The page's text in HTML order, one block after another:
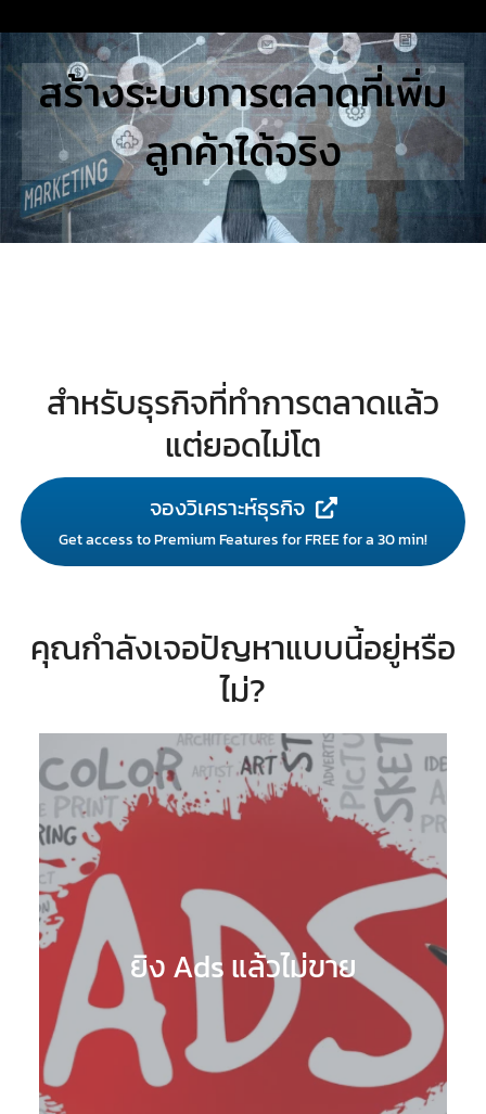
to
content
STUDIES
Search
for:สร้างระบบการตลาดที่เพิ่ม
ลูกค้าได้จริง
สำหรับธุรกิจที่ทำการตลาดแล้ว
แต่ยอดไม่โต
จองวิเคราะห์ธุรกิจ
Get access to Premium Features for FREE for a 30 min!
คุณกำลังเจอปัญหาแบบนี้อยู่หรือ
ไม่?
ยิง Ads แล้วไม่ขาย